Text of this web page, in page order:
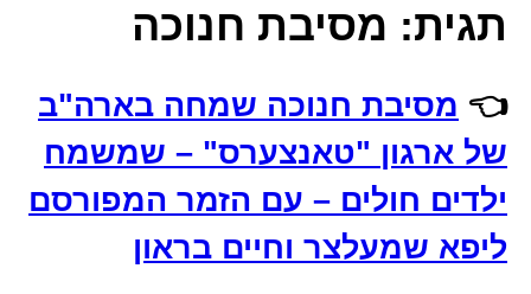
תגית: מסיבת חנוכה
👈 מסיבת חנוכה שמחה בארה"ב
של ארגון "טאנצערס" – שמשמח
ילדים חולים – עם הזמר המפורסם
ליפא שמעלצר וחיים בראון